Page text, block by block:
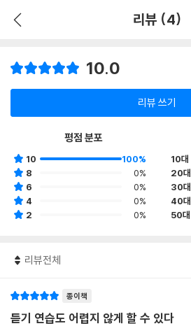
리뷰 (4)
10.0
리뷰 쓰기
평점 분포
10
100%
8
0%
6
0%
4
0%
2
0%
10대
20대
30대
40대
50대
리뷰전체
종이책
듣기 연습도 어렵지 않게 할 수 있다